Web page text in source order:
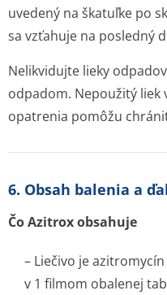
uvedený na škatuľke po
sa vzťahuje na posledný
Nelikvidujte lieky
odpadom. Nepoužitý liek
opatrenia pomôžu
6. Obsah balenia a
Čo Azitrox obsahuje
– Liečivo je
v 1 filmom obalenej